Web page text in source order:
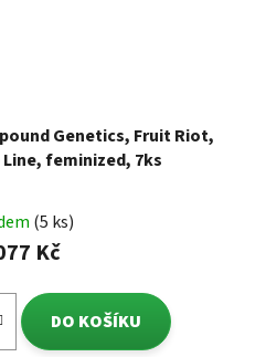
Genetics, Fruit Riot,
feminized, 7ks
(5 ks)
Kč
DO KOŠÍKU